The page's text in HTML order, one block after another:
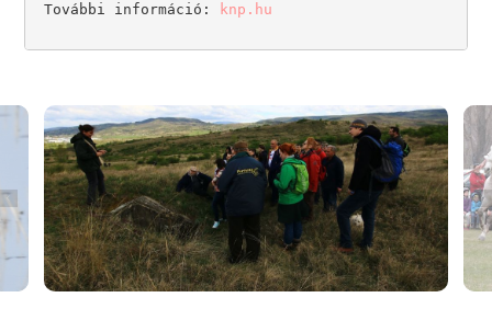
További információ:
knp.hu